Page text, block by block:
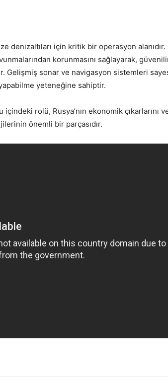
denizaltıları için kritik bir operasyon alanıdır.
korunmasını sağlayarak,
Gelişmiş sonar ve navigasyon sistemleri
yeteneğine sahiptir.
rolü, Rusya’nın ekonomik çıkarlarını
önemli bir parçasıdır.